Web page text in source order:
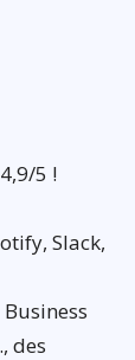
5 !
Slack,
des